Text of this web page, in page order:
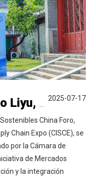
China Foro,
Chain Expo (CISCE), se
por la Cámara de
de Mercados
y la integración
2025-07-17